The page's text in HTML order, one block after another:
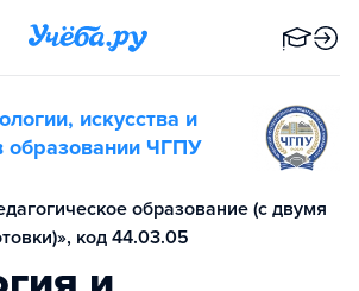
искусства и
образовании ЧГПУ
образование (с двумя
код 44.03.05